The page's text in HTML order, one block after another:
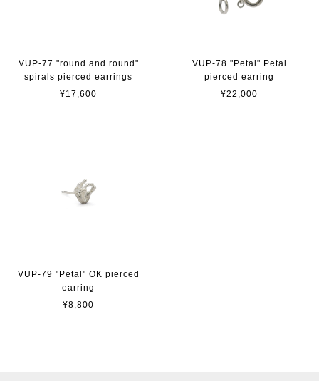
VUP-77 "round and round"
spirals pierced earrings
¥17,600
VUP-78 "Petal" Petal
pierced earring
¥22,000
VUP-79 "Petal" OK pierced
earring
¥8,800